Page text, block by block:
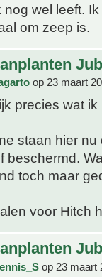
nog wel leeft.
om zeep is.
op 23 maart
precies wat
staan hier
beschermd.
toch maar
voor Hitch
op 23 maart